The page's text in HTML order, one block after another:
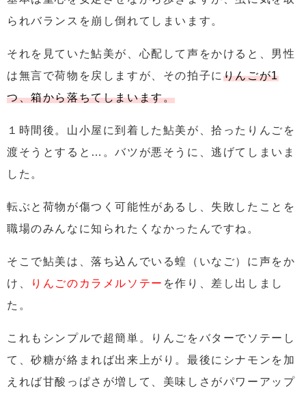
られバランスを崩し倒れてしまいます。
それを見ていた鮎美が、心配して声をかけると、男性
は無言で荷物を戻しますが、その拍子に りんごが1
つ、箱から落ちてしまいます。
１時間後。山小屋に到着した鮎美が、拾ったりんごを
渡そうとすると…。バツが悪そうに、逃げてしまいま
した。
転ぶと荷物が傷つく可能性があるし、失敗したことを
職場のみんなに知られたくなかったんですね。
そこで鮎美は、落ち込んでいる蝗（いなご）に声をか
け、
りんごのカラメルソテー を作り、差し出しまし
た。
これもシンプルで超簡単。りんごをバターでソテーし
て、砂糖が絡まれば出来上がり。最後にシナモンを加
えれば甘酸っぱさが増して、美味しさがパワーアップ